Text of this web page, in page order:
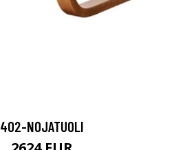
402-NOJATUOLI